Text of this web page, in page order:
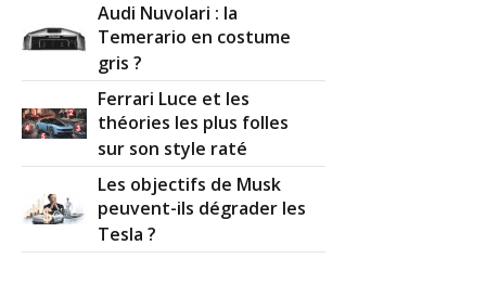
Audi Nuvolari : la
Temerario en costume
gris ?
Ferrari Luce et les
théories les plus folles
sur son style raté
Les objectifs de Musk
peuvent-ils dégrader les
Tesla ?